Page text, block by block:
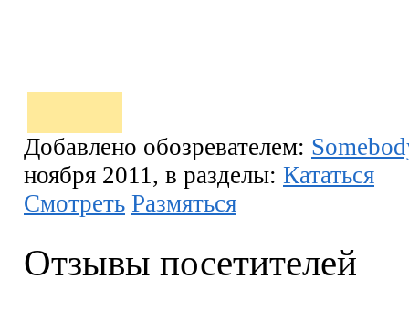
Добавлено обозревателем:
ноября 2011, в разделы: Кататься
Смотреть Размяться
Отзывы посетителей